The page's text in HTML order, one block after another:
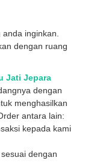
inginkan.
dengan ruang
Jati Jepara
dengan
menghasilkan
antara lain:
kepada kami
dengan